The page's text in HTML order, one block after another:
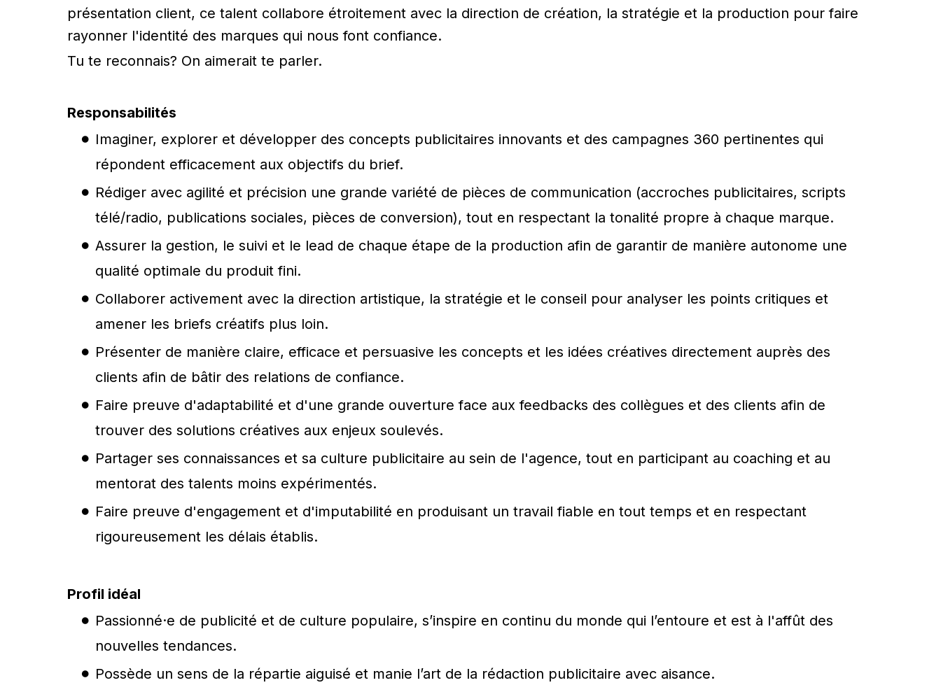
présentation client, ce talent collabore étroitement avec la direction de création, la stratégie et la production pour faire
rayonner l'identité des marques qui nous font confiance.
Tu te reconnais? On aimerait te parler.
Responsabilités
Imaginer, explorer et développer des concepts publicitaires innovants et des campagnes 360 pertinentes qui
répondent efficacement aux objectifs du brief.
Rédiger avec agilité et précision une grande variété de pièces de communication (accroches publicitaires, scripts
télé/radio, publications sociales, pièces de conversion), tout en respectant la tonalité propre à chaque marque.
Assurer la gestion, le suivi et le lead de chaque étape de la production afin de garantir de manière autonome une
qualité optimale du produit fini.
Collaborer activement avec la direction artistique, la stratégie et le conseil pour analyser les points critiques et
amener les briefs créatifs plus loin.
Présenter de manière claire, efficace et persuasive les concepts et les idées créatives directement auprès des
clients afin de bâtir des relations de confiance.
Faire preuve d'adaptabilité et d'une grande ouverture face aux feedbacks des collègues et des clients afin de
trouver des solutions créatives aux enjeux soulevés.
Partager ses connaissances et sa culture publicitaire au sein de l'agence, tout en participant au coaching et au
mentorat des talents moins expérimentés.
Faire preuve d'engagement et d'imputabilité en produisant un travail fiable en tout temps et en respectant
rigoureusement les délais établis.
Profil idéal
Passionné·e de publicité et de culture populaire, s’inspire en continu du monde qui l’entoure et est à l'affût des
nouvelles tendances.
Possède un sens de la répartie aiguisé et manie l’art de la rédaction publicitaire avec aisance.